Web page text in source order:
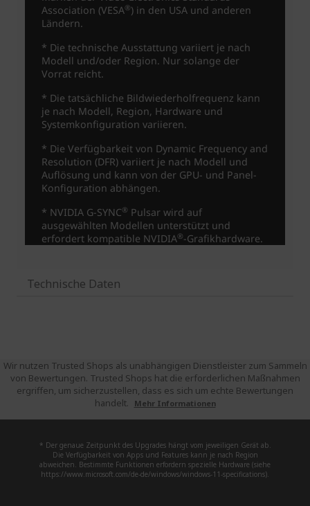
Technische Daten
Wir nutzen Trusted Shops als unabhängigen Dienstleister zum Sammeln
von Bewertungen. Trusted Shops hat die erforderlichen Maßnahmen
ergriffen, um sicherzustellen, dass es sich um echte Bewertungen
handelt.
Mehr Informationen
* Der genaue Zeitpunkt des Upgrades hängt vom jeweiligen Gerät ab.
Die Verfügbarkeit von Apps und Features kann je nach Region
abweichen. Bestimmte Funktionen erfordern spezielle Hardware (siehe
https://www.microsoft.com/de-de/windows/windows-11-specifications).